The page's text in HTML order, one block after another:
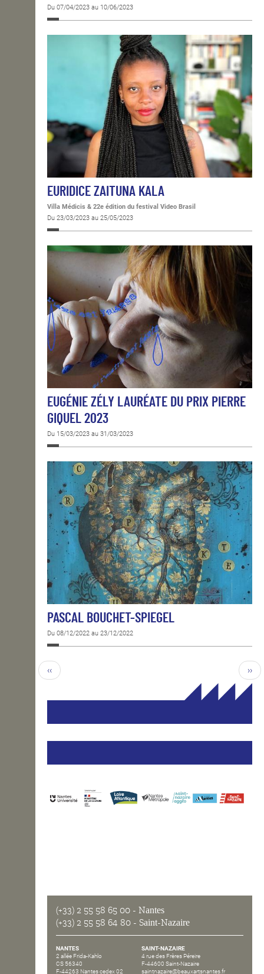
Du 07/04/2023 au 10/06/2023
EURIDICE ZAITUNA KALA
Villa Médicis & 22e édition du festival Video Brasil
Du 23/03/2023 au 25/05/2023
EUGÉNIE ZÉLY LAURÉATE DU PRIX PIERRE
GIQUEL 2023
Du 15/03/2023 au 31/03/2023
PASCAL BOUCHET-SPIEGEL
Du 08/12/2022 au 23/12/2022
‹‹ ››
(+33) 2 55 58 65 00 - Nantes
(+33) 2 55 58 64 80 - Saint-Nazaire
NANTES
2 allée Frida-Kahlo
CS 56340
F-44263 Nantes cedex 02
SAINT-NAZAIRE
4 rue des Frères Péreire
F-44600 Saint-Nazaire
saintnazaire@beauxartsnantes.fr